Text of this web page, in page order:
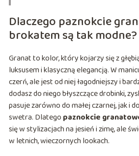
Dlaczego paznokcie
brokatem są tak modne?
Granat to kolor, który kojarzy się z
luksusem i klasyczną elegancją. W
czerń, ale jest od niej łagodniejszy i
dodasz do niego błyszczące drobinki,
pasuje zarówno do małej czarnej, jak i
swetra. Dlatego paznokcie
się w stylizacjach na jesień i zimę, ale
w letnich, wieczornych lookach.